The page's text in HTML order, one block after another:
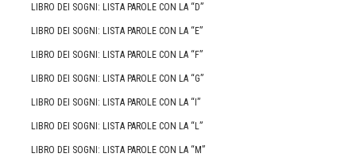
LIBRO DEI SOGNI: LISTA PAROLE CON LA “D”
LIBRO DEI SOGNI: LISTA PAROLE CON LA “E”
LIBRO DEI SOGNI: LISTA PAROLE CON LA “F”
LIBRO DEI SOGNI: LISTA PAROLE CON LA “G”
LIBRO DEI SOGNI: LISTA PAROLE CON LA “I”
LIBRO DEI SOGNI: LISTA PAROLE CON LA “L”
LIBRO DEI SOGNI: LISTA PAROLE CON LA “M”